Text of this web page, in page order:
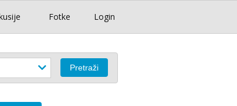
Login
Fotke